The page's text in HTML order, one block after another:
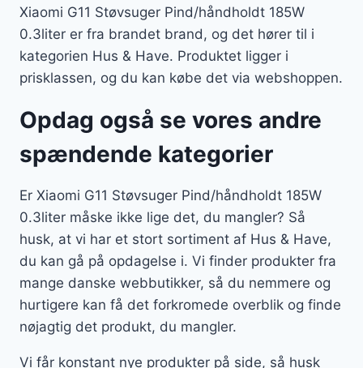
Xiaomi G11 Støvsuger Pind/håndholdt 185W
0.3liter er fra brandet brand, og det hører til i
kategorien Hus & Have. Produktet ligger i
prisklassen, og du kan købe det via webshoppen.
Opdag også se vores andre
spændende kategorier
Er Xiaomi G11 Støvsuger Pind/håndholdt 185W
0.3liter måske ikke lige det, du mangler? Så
husk, at vi har et stort sortiment af Hus & Have,
du kan gå på opdagelse i. Vi finder produkter fra
mange danske webbutikker, så du nemmere og
hurtigere kan få det forkromede overblik og finde
nøjagtig det produkt, du mangler.
Vi får konstant nye produkter på side, så husk